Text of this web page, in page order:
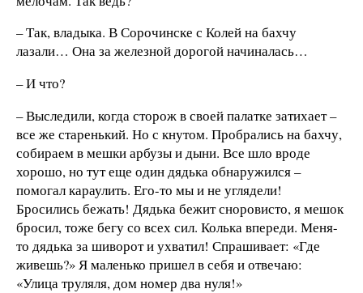
– Так, владыка. В Сорочинске с Колей на бахчу
лазали… Она за железной дорогой начиналась…
– И что?
– Выследили, когда сторож в своей палатке затихает –
все же старенький. Но с кнутом. Пробрались на бахчу,
собираем в мешки арбузы и дыни. Все шло вроде
хорошо, но тут еще один дядька обнаружился –
помогал караулить. Его-то мы и не углядели!
Бросились бежать! Дядька бежит сноровисто, я мешок
бросил, тоже бегу со всех сил. Колька впереди. Меня-
то дядька за шиворот и ухватил! Спрашивает: «Где
живешь?» Я маленько пришел в себя и отвечаю:
«Улица труляля, дом номер два нуля!»